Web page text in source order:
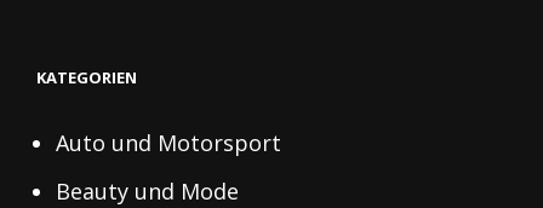
KATEGORIEN
Auto und Motorsport
Beauty und Mode